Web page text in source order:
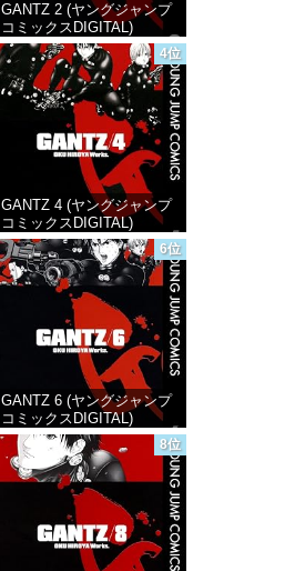
GANTZ 2 (ヤングジャンプ
コミックスDIGITAL)
価格：¥100
4位
GANTZ 4 (ヤングジャンプ
コミックスDIGITAL)
価格：¥100
6位
GANTZ 6 (ヤングジャンプ
コミックスDIGITAL)
価格：¥100
8位